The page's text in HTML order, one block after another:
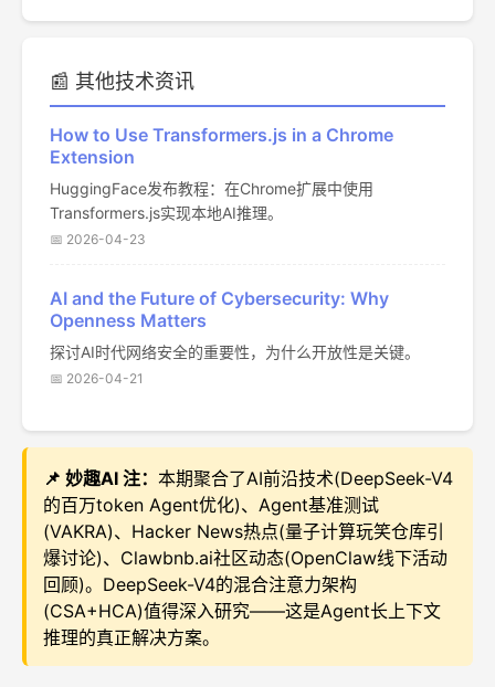
📰 其他技术资讯
How to Use Transformers.js in a Chrome
Extension
HuggingFace发布教程：在Chrome扩展中使用
Transformers.js实现本地AI推理。
📅 2026-04-23
AI and the Future of Cybersecurity: Why
Openness Matters
探讨AI时代网络安全的重要性，为什么开放性是关键。
📅 2026-04-21
📌 妙趣AI 注： 本期聚合了AI前沿技术(DeepSeek-V4
的百万token Agent优化)、Agent基准测试
(VAKRA)、Hacker News热点(量子计算玩笑仓库引
爆讨论)、Clawbnb.ai社区动态(OpenClaw线下活动
回顾)。DeepSeek-V4的混合注意力架构
(CSA+HCA)值得深入研究——这是Agent长上下文
推理的真正解决方案。